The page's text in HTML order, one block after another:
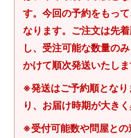
す。今回の予約をもっ
なります。ご注文は先
し、受注可能な数量の
かけて順次発送いたしま
※発送はご予約順となり
り、お届け時期が大き
※受付可能数や問屋と